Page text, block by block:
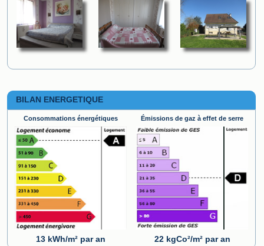
BILAN ENERGETIQUE
Consommations énergétiques Émissions de gaz à effet de serre
13 kWh/m² par an 22 kgCo²/m² par an